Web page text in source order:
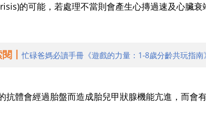
的可能，若處理不當則會產生心摶過速及心臟衰
丨忙碌爸媽必讀手冊《遊戲的力量：1-8歲分齡共玩指南
抗體會經過胎盤而造成胎兒甲狀腺機能亢進，而會